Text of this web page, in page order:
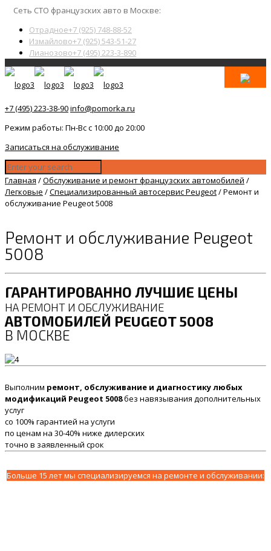
Сеть СТО французских авто в Москве:
Отрадное+7 (925) 748-88-52
Измайлово+7 (925) 543-51-27
Лианозово+7 (495) 223-3-890
+7 (495) 223-38-90info@pomorka.ru
Режим работы: Пн-Вс с 10:00 до 20:00
Записаться на обслуживание
Главная /Обслуживание и ремонт французских автомобилей /
Легковые /Специализированный автосервис Peugeot/Ремонт и
обслуживание Peugeot 5008
Ремонт и обслуживание Peugeot
5008
ГАРАНТИРОВАННО ЛУЧШИЕ ЦЕНЫ
НА РЕМОНТ И ОБСЛУЖИВАНИЕ
АВТОМОБИЛЕЙ PEUGEOT 5008
В МОСКВЕ
Выполним ремонт, обслуживание и диагностику любых
модификаций Peugeot 5008без навязывания дополнительных
услуг
со 100% гарантией на услуги
по ценам на 30-40% ниже дилерских
точно в заявленный срок
Больше 15 лет мы специализируемся на ремонте и обслуживании: